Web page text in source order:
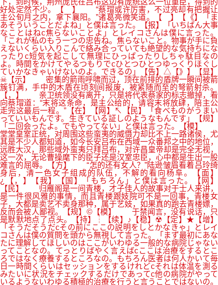
下，到时候，荆州庞氏在吕布这边有庞统这么一位重臣，得到的
好处定然不少。【 】 “蔡瑁或许厉害，不过亮却有把握让
主公旬月之内，拿下襄阳。”诸葛亮微笑道。【 】【《】「ま
あそういうことだよね」と僕は言った。【报】「いちばん大事
なことはねc焦らないことよ」とレイコさんは僕に言った。
「これが私のもう一つの忠告ね。焦らないこと。物事が手に負
えないくらい入りこんで絡み合っていても絶望的な気持ちにな
ったりc短気を起こして無理にひっぱったりしちゃ駄目なの
よ。時間をかけてやるつもりでcひとつひとつゆっくりほぐし
ていかなきゃいけないのよ。できるの」【告】△【》】【显】
☠【示】 密集的箭雨呼啸而过，顶在前排的盾牌一瞬间被箭
簇钉满，手中的木盾在顷刻间报废，被紧随而至的弩箭射杀。
【，】 亲卫统领没有离开，只是将代表蔡家的标志撤掉，看
向蔡瑁道：“末将这条命，是主公给的，请容末将放肆，陪主公
走完这最后一程。”【在】【网】↖【民】「食べものがうまい
っていいもんです。生きている証しのようなもんです」【规】
「二回会ったよ。でもやってない」と僕は言った。【模】
堂堂皇室正统，对周围这些蛮夷的威慑力却比不上一路诸侯，尤
其是不少人都知道，如今长安吕布在西域一众番邦之中的地位，
远胜大汉，那些域外蛮夷只拜吕布，对许昌皇帝却是完全无视，
这一次，无论曹操麾下的臣子还是汉室忠臣，心中都是生出一股
难言的屈辱。【方】 “怎的还有女人？”陆逊皱眉看着吕玲绮
身后，清一色女子组成的队伍，不解的看向杨阜。【面】
¿【，】【我】【国】「もちろん」と僕は言った。【网】
【民】 归雁阁是一间青楼，才子佳人的故事对于士人来讲，
是一件很风雅的事情，而且青楼跟妓院可不是一回事，青楼女
子，大都是卖艺不卖身那种，属于艺妓，如果真的跑去青楼嫖，
反而会被人鄙视。【规】©【模】 于禁闻言，没有说话，只
是默默地点了点头。【持】┆【续】♪【稳】☢【定】★【增】
「そうだそうだcその前にここの説明をしとかなきゃ」とレイ
コさんは僕の質問を頭から無視して言った。「まず最初にあな
たに理解してほしいのはここがいわゆる一般的な病院じゃない
ってことなの。てっとりばやく言えばcここは治療をするとこ
ろではなく療養するところなの。もちろん医者は何人かいて毎
日一時間くらいはセッションをするけれどcそれは体温を測る
みたいに状況をチェックするだけであってc他の病院がやって
いるようないわゆる積極的治療を行うと言うことではないの。